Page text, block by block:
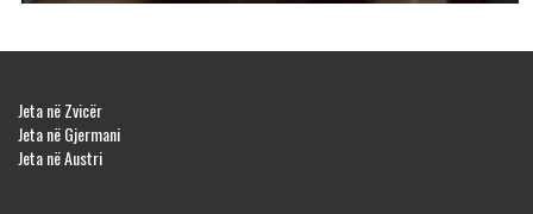
Jeta në Zvicër
Jeta në Gjermani
Jeta në Austri